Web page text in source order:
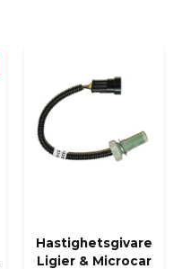
Hastighetsgivare
Ligier & Microcar